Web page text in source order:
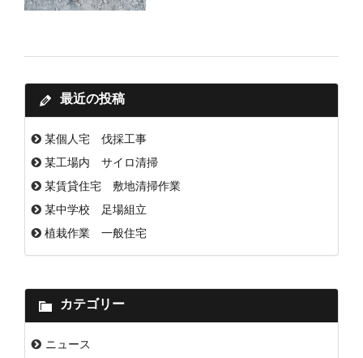
最近の投稿
某個人宅 伐採工事
某工場内 サイロ清掃
某賃貸住宅 敷地清掃作業
某中学校 足場組立
植栽作業 一般住宅
カテゴリー
ニュース